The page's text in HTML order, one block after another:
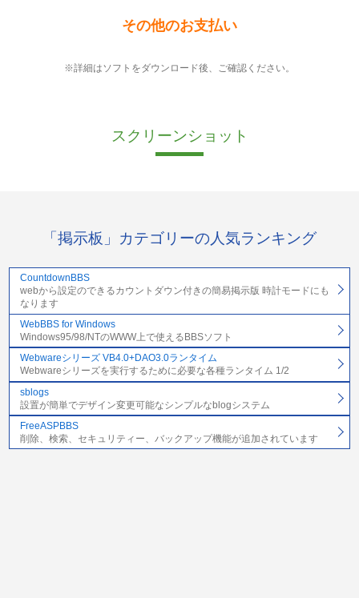
その他のお支払い
※詳細はソフトをダウンロード後、ご確認ください。
スクリーンショット
「掲示板」カテゴリーの人気ランキング
CountdownBBS
webから設定のできるカウントダウン付きの簡易掲示版 時計モードにも
なります
WebBBS for Windows
Windows95/98/NTのWWW上で使えるBBSソフト
Webwareシリーズ VB4.0+DAO3.0ランタイム
Webwareシリーズを実行するために必要な各種ランタイム 1/2
sblogs
設置が簡単でデザイン変更可能なシンプルなblogシステム
FreeASPBBS
削除、検索、セキュリティー、バックアップ機能が追加されています